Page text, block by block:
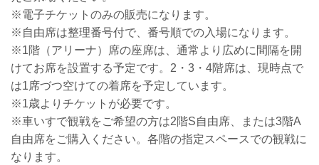
※電子チケットのみの販売になります。
※自由席は整理番号付で、番号順での入場になります。
※1階（アリーナ）席の座席は、通常より広めに間隔を開
けてお席を設置する予定です。2・3・4階席は、現時点で
は1席づつ空けての着席を予定しています。
※1歳よりチケットが必要です。
※車いすで観戦をご希望の方は2階S自由席、または3階A
自由席をご購入ください。各階の指定スペースでの観戦に
なります。